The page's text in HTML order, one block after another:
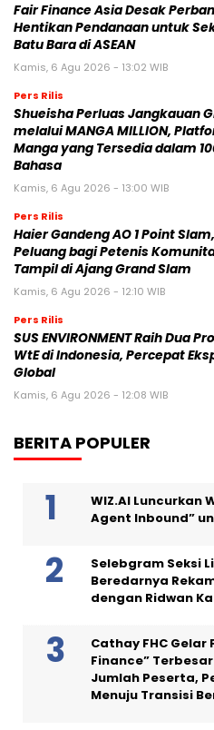
Fair Finance Asia Desak
Hentikan Pendanaan untuk
Batu Bara di ASEAN
Kamis, 6 Agu 2026 - 13:02 WIB
Pers Rilis
Shueisha Perluas Jangkauan
melalui MANGA MILLION,
Manga yang Tersedia dalam
Bahasa
Kamis, 6 Agu 2026 - 13:00 WIB
Pers Rilis
Haier Gandeng AO 1 Point
Peluang bagi Petenis
Tampil di Ajang Grand Slam
Kamis, 6 Agu 2026 - 12:10 WIB
Pers Rilis
SUS ENVIRONMENT Raih Dua
WtE di Indonesia, Percepat
Global
Kamis, 6 Agu 2026 - 12:08 WIB
BERITA POPULER
WIZ.AI Luncurkan
Agent Inbound”
Selebgram Seksi
Beredarnya
dengan Ridwan
Cathay FHC Gelar
Finance”
Jumlah Peserta,
Menuju Transisi